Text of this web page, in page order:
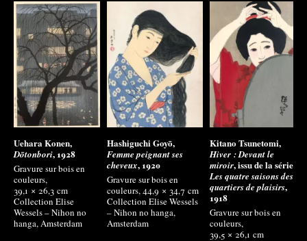
Uehara Konen,
Dōtonbori, 1928
Gravure sur bois en
couleurs,
39,1 × 26,3 cm
Collection Elise
Wessels – Nihon no
hanga, Amsterdam
Hashiguchi Goyō,
Femme peignant ses
cheveux, 1920
Gravure sur bois en
couleurs, 44,9 × 34,7 cm
Collection Elise Wessels
– Nihon no hanga,
Amsterdam
Kitano Tsunetomi,
Hiver : Devant le
miroir, issu de la série
Les quatre saisons des
quartiers de plaisirs,
1918
Gravure sur bois en
couleurs,
39,5 × 26,1 cm